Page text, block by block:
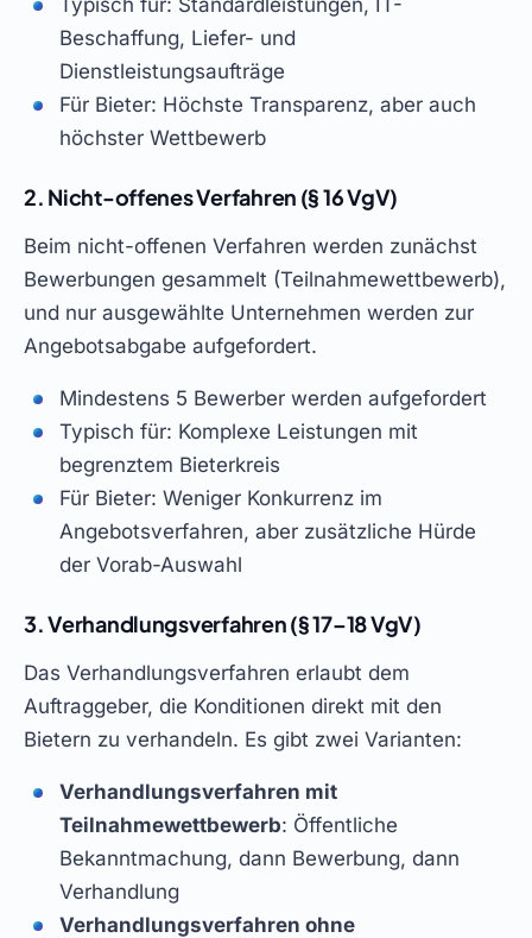
Typisch für: Standardleistungen, IT-
Beschaffung, Liefer- und
Dienstleistungsaufträge
Für Bieter: Höchste Transparenz, aber auch
höchster Wettbewerb
2. Nicht-offenes Verfahren (§ 16 VgV)
Beim nicht-offenen Verfahren werden zunächst
Bewerbungen gesammelt (Teilnahmewettbewerb),
und nur ausgewählte Unternehmen werden zur
Angebotsabgabe aufgefordert.
Mindestens 5 Bewerber werden aufgefordert
Typisch für: Komplexe Leistungen mit
begrenztem Bieterkreis
Für Bieter: Weniger Konkurrenz im
Angebotsverfahren, aber zusätzliche Hürde
der Vorab-Auswahl
3. Verhandlungsverfahren (§ 17–18 VgV)
Das Verhandlungsverfahren erlaubt dem
Auftraggeber, die Konditionen direkt mit den
Bietern zu verhandeln. Es gibt zwei Varianten:
Verhandlungsverfahren mit
Teilnahmewettbewerb: Öffentliche
Bekanntmachung, dann Bewerbung, dann
Verhandlung
Verhandlungsverfahren ohne